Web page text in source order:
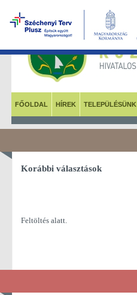
FŐOLDAL HÍREK TELEPÜLÉSÜNK
Korábbi választások
Feltöltés alatt.